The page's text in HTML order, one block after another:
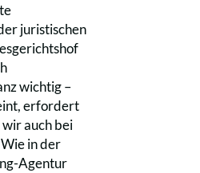
juristischen
wichtig –
erfordert
auch bei
in der
Agentur